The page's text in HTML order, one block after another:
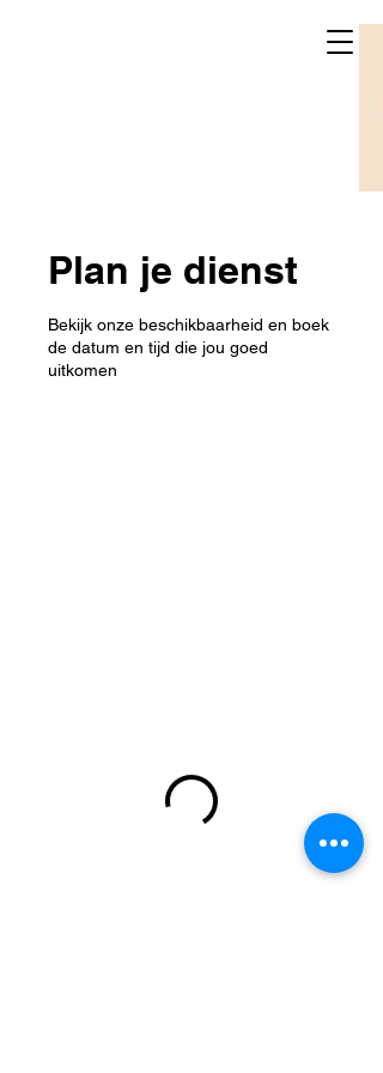
Plan je dienst
Bekijk onze beschikbaarheid en boek
de datum en tijd die jou goed
uitkomen